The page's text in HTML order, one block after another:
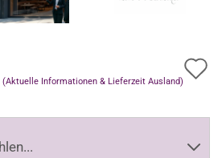
(Aktuelle Informationen & Lieferzeit Ausland)